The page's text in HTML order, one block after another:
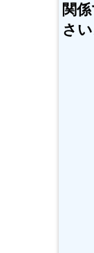
関
さい